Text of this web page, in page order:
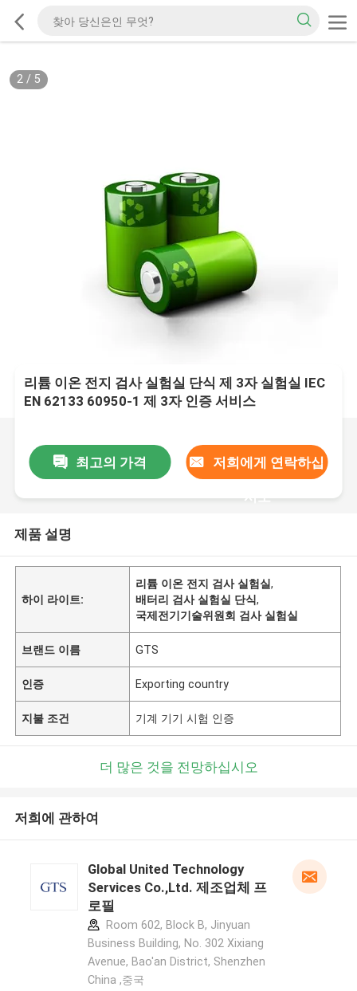
2/ 5
리튬 이온 전지 검사 실험실 단식 제 3자 실험실 IEC
EN 62133 60950-1 제 3자 인증 서비스
최고의 가격 저희에게 연락하십
시오
제품 설명
하이 라이트:
리튬 이온 전지 검사 실험실,
배터리 검사 실험실 단식,
국제전기기술위원회 검사 실험실
브랜드 이름 GTS
인증 Exporting country
지불 조건 기계 기기 시험 인증
더 많은 것을 전망하십시오
저희에 관하여
Global United Technology
Services Co.,Ltd. 제조업체 프
로필
Room 602, Block B, Jinyuan
Business Building, No. 302 Xixiang
Avenue, Bao'an District, Shenzhen
China ,중국